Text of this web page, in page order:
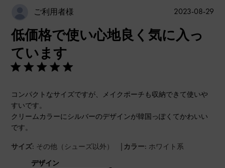
ご利用者様
低価格で使い心地良く気に入っ
ています
コンパクトなサイズですが、メイクポーチも収納できて使いや
すいです。
クリームカラーにシルバーのデザインが韓国っぽくてかわいい
です。
サイズ: その他（シューズ以外） | カラー: ホワイト系
デザイン
公
2023-08-29